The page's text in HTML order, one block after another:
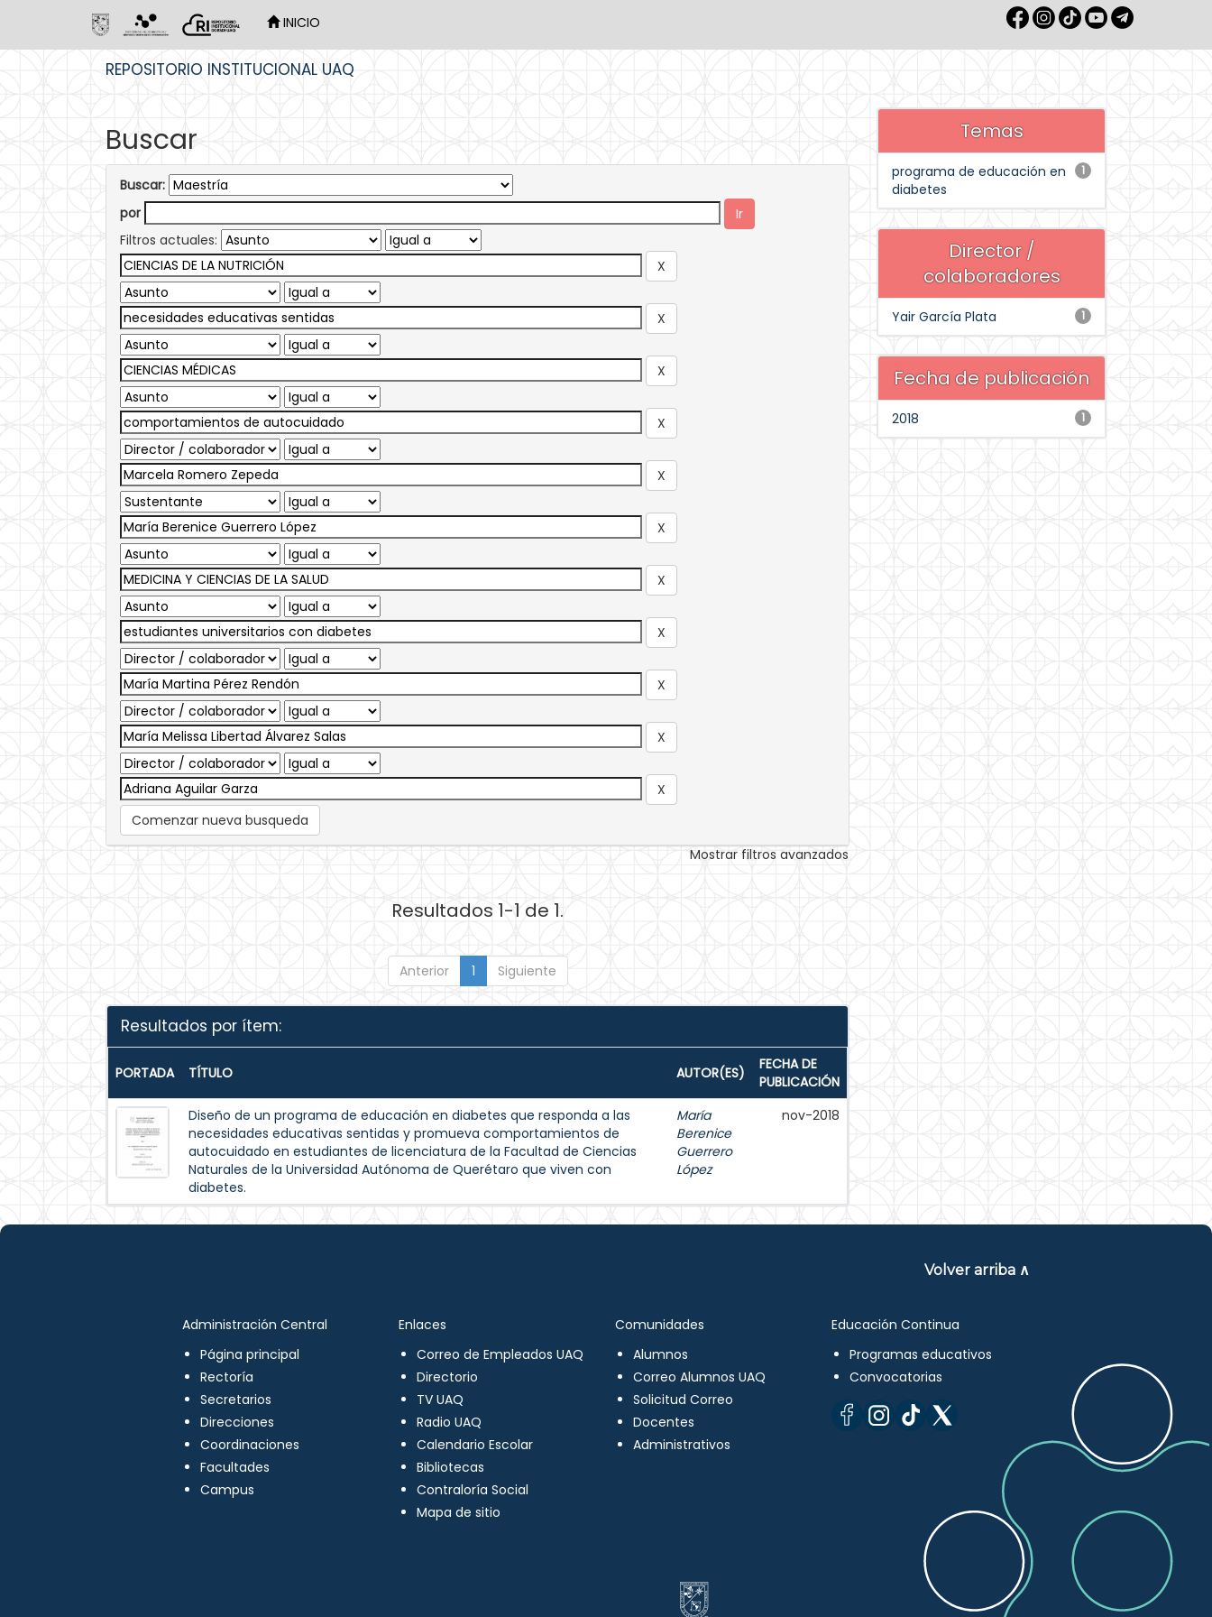
INICIO
REPOSITORIO INSTITUCIONAL UAQ
Buscar
Buscar:
por
Filtros actuales:
Comenzar nueva busqueda
Mostrar filtros avanzados
Resultados 1-1 de 1.
Anterior 1 Siguiente
Resultados por ítem:
PORTADA TÍTULO AUTOR(ES)
FECHA DE
PUBLICACIÓN
Diseño de un programa de educación en diabetes que responda a las
necesidades educativas sentidas y promueva comportamientos de
autocuidado en estudiantes de licenciatura de la Facultad de Ciencias
Naturales de la Universidad Autónoma de Querétaro que viven con
diabetes.
María
Berenice
Guerrero
López
nov-2018
Temas
1
programa de educación en
diabetes
Director /
colaboradores
1
Yair García Plata
Fecha de publicación
1
2018
Volver arriba ∧
Administración Central
Página principal
Rectoría
Secretarios
Direcciones
Coordinaciones
Facultades
Campus
Enlaces
Correo de Empleados UAQ
Directorio
TV UAQ
Radio UAQ
Calendario Escolar
Bibliotecas
Contraloría Social
Mapa de sitio
Comunidades
Alumnos
Correo Alumnos UAQ
Solicitud Correo
Docentes
Administrativos
Educación Continua
Programas educativos
Convocatorias